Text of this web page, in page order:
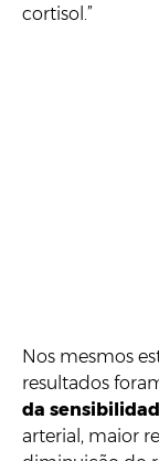
cortisol.”
Nos mesmos
resultados
da
arterial, maior